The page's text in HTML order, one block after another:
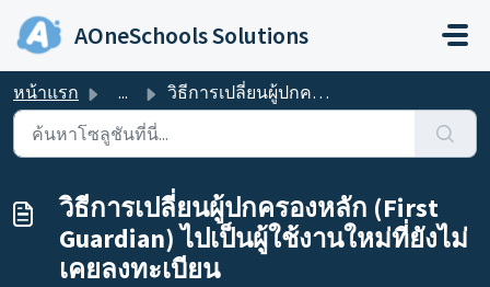
ข้ามไปยังเนื้อหาหลัก
AOneSchools Solutions
หน้าแรก ... วิธีการเปลี่ยนผู้ปกครองหลัก (First Guardian) ไปเป็นผู้ใช้...
วิธีการเปลี่ยนผู้ปกครองหลัก (First
Guardian) ไปเป็นผู้ใช้งานใหม่ที่ยังไม่
เคยลงทะเบียน